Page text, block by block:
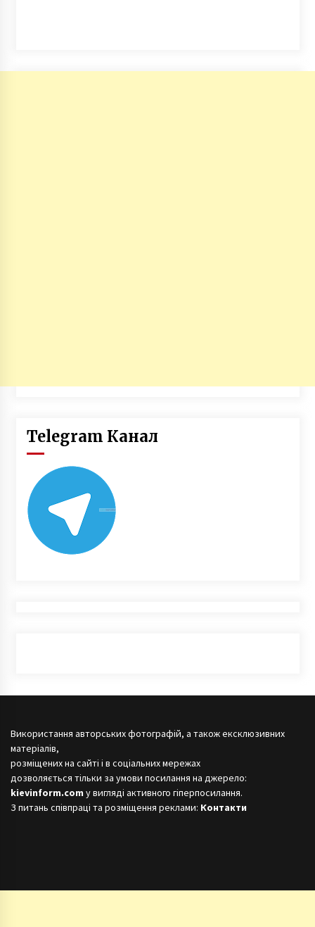
Telegram Канал
Використання авторських фотографій, а також ексклюзивних
матеріалів,
розміщених на сайті і в соціальних мережах
дозволяється тільки за умови посилання на джерело:
kievinform.com у вигляді активного гіперпосилання.
З питань співпраці та розміщення реклами: Контакти